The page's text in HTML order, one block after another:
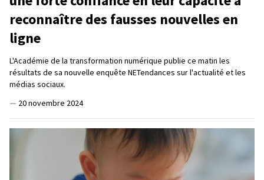
reconnaître des fausses nouvelles en
ligne
L'Académie de la transformation numérique publie ce matin les
résultats de sa nouvelle enquête NETendances sur l'actualité et les
médias sociaux.
— 20 novembre 2024